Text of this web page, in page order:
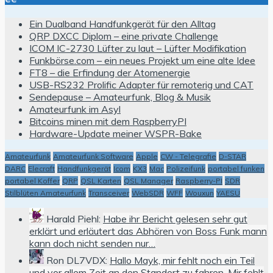
Ein Dualband Handfunkgerät für den Alltag
QRP DXCC Diplom – eine private Challenge
ICOM IC-2730 Lüfter zu laut – Lüfter Modifikation
Funkbörse.com – ein neues Projekt um eine alte Idee
FT8 – die Erfindung der Atomenergie
USB-RS232 Prolific Adapter für remoterig und CAT
Sendepause – Amateurfunk, Blog & Musik
Amateurfunk im Asyl
Bitcoins minen mit dem RaspberryPI
Hardware-Update meiner WSPR-Bake
Amateurfunk Amateurfunk Software Apple CW - Telegrafie D-STAR
DARC Elecraft Handfunkgerät Icom KX3 Mac Polizeifunk portabel funken
portabel Koffer QRP QSL Karten QSL Manager Raspberry-PI SDR
Stilblüten Amateurfunk Transceiver WebSDR WFF Wouxun YAESU
Harald Piehl: Habe ihr Bericht gelesen sehr gut
erklärt und erläutert das Abhören von Boss Funk mann
kann doch nicht senden nur…
Ron DL7VDX: Hallo Mayk, mir fehlt noch ein Teil